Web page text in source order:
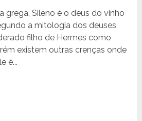
grega, Sileno é o deus do vinho
a mitologia dos deuses
filho de Hermes como
existem outras crenças onde
é...